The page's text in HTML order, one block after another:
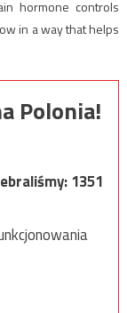
hormone controls
in a way that helps
Polonia!
1351